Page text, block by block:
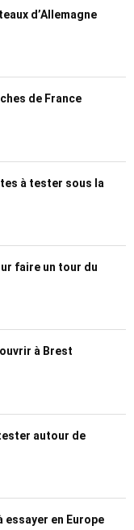
d’Allemagne
de France
à tester sous la
faire un tour du
à Brest
autour de
essayer en Europe